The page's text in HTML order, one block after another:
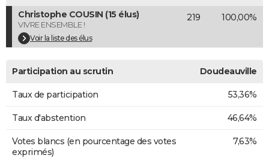
COPAINS D'AVANT
S'inscrire
Se connecter
Lycées
Collèges
Primaires
Universités
Entreprises
Service militaire
Avis de recherche
AVIS DE DÉCÈS
Bricolage
Television
Christophe COUSIN (15 élus)
VIVRE ENSEMBLE !
Voir la liste des élus
219 100,00%
Participation au scrutin Doudeauville
Taux de participation 53,36%
Taux d'abstention 46,64%
Votes blancs (en pourcentage des votes
exprimés)
7,63%